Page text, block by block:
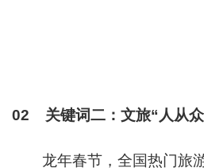
02 关键词二： 文旅“人从
龙年春节，全国热门旅